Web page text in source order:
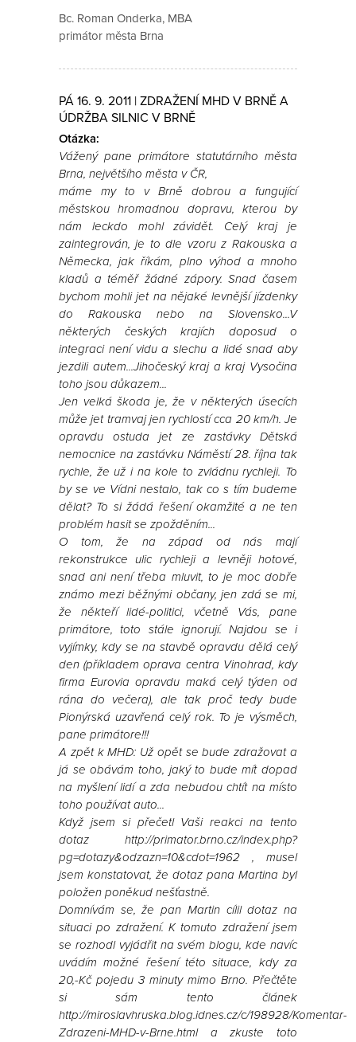
Bc. Roman Onderka, MBA
primátor města Brna
PÁ 16. 9. 2011 | ZDRAŽENÍ MHD V BRNĚ A
ÚDRŽBA SILNIC V BRNĚ
Otázka:
Vážený pane primátore statutárního města
Brna, největšího města v ČR,
máme my to v Brně dobrou a fungující
městskou hromadnou dopravu, kterou by
nám leckdo mohl závidět. Celý kraj je
zaintegrován, je to dle vzoru z Rakouska a
Německa, jak říkám, plno výhod a mnoho
kladů a téměř žádné zápory. Snad časem
bychom mohli jet na nějaké levnější jízdenky
do Rakouska nebo na Slovensko...V
některých českých krajích doposud o
integraci není vidu a slechu a lidé snad aby
jezdili autem...Jihočeský kraj a kraj Vysočina
toho jsou důkazem...
Jen velká škoda je, že v některých úsecích
může jet tramvaj jen rychlostí cca 20 km/h. Je
opravdu ostuda jet ze zastávky Dětská
nemocnice na zastávku Náměstí 28. října tak
rychle, že už i na kole to zvládnu rychleji. To
by se ve Vídni nestalo, tak co s tím budeme
dělat? To si žádá řešení okamžité a ne ten
problém hasit se zpožděním...
O tom, že na západ od nás mají
rekonstrukce ulic rychleji a levněji hotové,
snad ani není třeba mluvit, to je moc dobře
známo mezi běžnými občany, jen zdá se mi,
že někteří lidé-politici, včetně Vás, pane
primátore, toto stále ignorují. Najdou se i
vyjímky, kdy se na stavbě opravdu dělá celý
den (příkladem oprava centra Vinohrad, kdy
firma Eurovia opravdu maká celý týden od
rána do večera), ale tak proč tedy bude
Pionýrská uzavřená celý rok. To je výsměch,
pane primátore!!!
A zpět k MHD: Už opět se bude zdražovat a
já se obávám toho, jaký to bude mít dopad
na myšlení lidí a zda nebudou chtít na místo
toho používat auto...
Když jsem si přečetl Vaši reakci na tento
dotaz http://primator.brno.cz/index.php?
pg=dotazy&odzazn=10&cdot=1962 , musel
jsem konstatovat, že dotaz pana Martina byl
položen poněkud nešťastně.
Domnívám se, že pan Martin cílil dotaz na
situaci po zdražení. K tomuto zdražení jsem
se rozhodl vyjádřit na svém blogu, kde navíc
uvádím možné řešení této situace, kdy za
20,-Kč pojedu 3 minuty mimo Brno. Přečtěte
si sám tento článek
http://miroslavhruska.blog.idnes.cz/c/198928/Komentar-
Zdrazeni-MHD-v-Brne.html a zkuste toto